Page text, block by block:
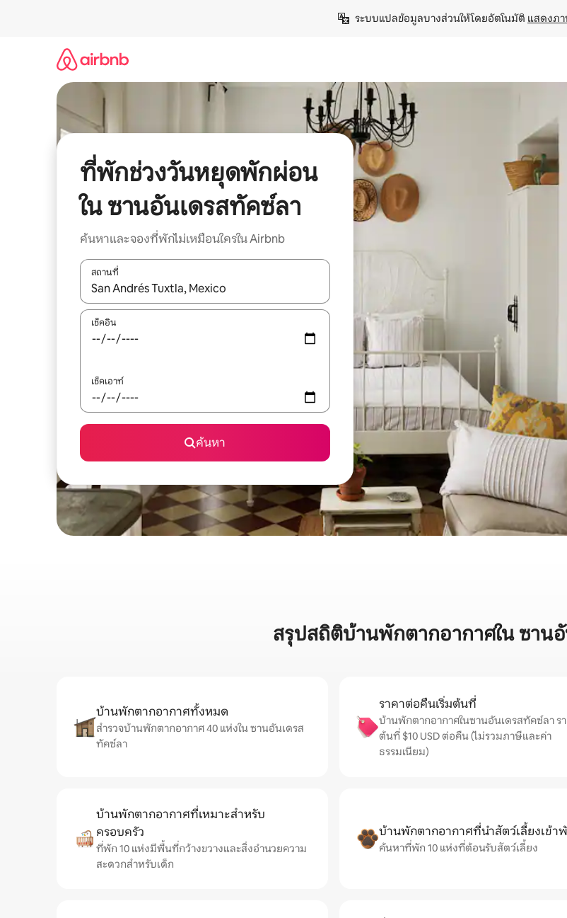
ระบบแปลข้อมูลบางส่วนให้โดยอัตโนมัติ แสดงภ
ที่พักช่วงวันหยุดพักผ่อน
ใน ซานอันเดรสทัคซ์ลา
ค้นหาและจองที่พักไม่เหมือนใครใน Airbnb
สถานที่
ใช้ลูกศรขึ้นลง หรือใช้การสัมผัสหรือปัด เพื่อสำรวจผลการค้นหา
เช็คอิน
เช็คเอาท์
ค้นหา
สรุปสถิติบ้านพักตากอากาศใน ซาน
บ้านพักตากอากาศทั้งหมด
สำรวจบ้านพักตากอากาศ 40 แห่งใน ซานอันเดรส
ทัคซ์ลา
ราคาต่อคืนเริ่มต้นที่
บ้านพักตากอากาศในซานอันเดรสทัคซ์ลา รา
ต้นที่ $10 USD ต่อคืน (ไม่รวมภาษีและค่า
ธรรมเนียม)
บ้านพักตากอากาศที่เหมาะสำหรับ
ครอบครัว
ที่พัก 10 แห่งมีพื้นที่กว้างขวางและสิ่งอำนวยความ
สะดวกสำหรับเด็ก
บ้านพักตากอากาศที่นำสัตว์เลี้ยงเข้า
ค้นหาที่พัก 10 แห่งที่ต้อนรับสัตว์เลี้ยง